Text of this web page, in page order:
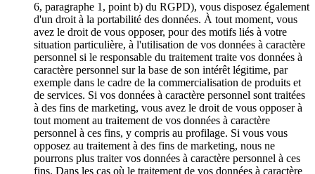
6, paragraphe 1, point b) du RGPD), vous disposez également
d'un droit à la portabilité des données. À tout moment, vous
avez le droit de vous opposer, pour des motifs liés à votre
situation particulière, à l'utilisation de vos données à caractère
personnel si le responsable du traitement traite vos données à
caractère personnel sur la base de son intérêt légitime, par
exemple dans le cadre de la commercialisation de produits et
de services. Si vos données à caractère personnel sont traitées
à des fins de marketing, vous avez le droit de vous opposer à
tout moment au traitement de vos données à caractère
personnel à ces fins, y compris au profilage. Si vous vous
opposez au traitement à des fins de marketing, nous ne
pourrons plus traiter vos données à caractère personnel à ces
fins. Dans les cas où le traitement de vos données à caractère